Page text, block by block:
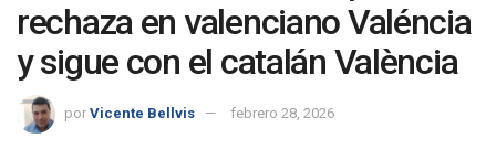
rechaza en valenciano Valéncia
y sigue con el catalán València
por Vicente Bellvis febrero 28, 2026